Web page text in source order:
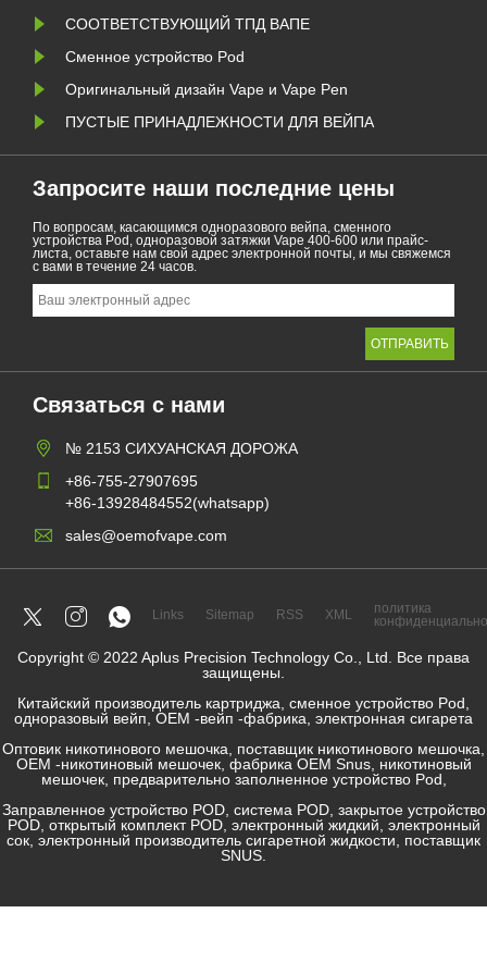
СООТВЕТСТВУЮЩИЙ ТПД ВАПЕ
Сменное устройство Pod
Оригинальный дизайн Vape и Vape Pen
ПУСТЫЕ ПРИНАДЛЕЖНОСТИ ДЛЯ ВЕЙПА
Запросите наши последние цены
По вопросам, касающимся одноразового вейпа, сменного
устройства Pod, одноразовой затяжки Vape 400-600 или прайс-
листа, оставьте нам свой адрес электронной почты, и мы свяжемся
с вами в течение 24 часов.
Связаться с нами
№ 2153 СИХУАНСКАЯ ДОРОЖА
+86-755-27907695
+86-13928484552(whatsapp)
sales@oemofvape.com
Links Sitemap RSS XML
политика
Copyright © 2022 Aplus Precision Technology Co., Ltd. Все права
защищены.
Китайский производитель картриджа, сменное устройство Pod,
одноразовый вейп, OEM -вейп -фабрика, электронная сигарета
Оптовик никотинового мешочка, поставщик никотинового мешочка,
OEM -никотиновый мешочек, фабрика OEM Snus, никотиновый
мешочек, предварительно заполненное устройство Pod,
Заправленное устройство POD, система POD, закрытое устройство
POD, открытый комплект POD, электронный жидкий, электронный
сок, электронный производитель сигаретной жидкости, поставщик
SNUS.